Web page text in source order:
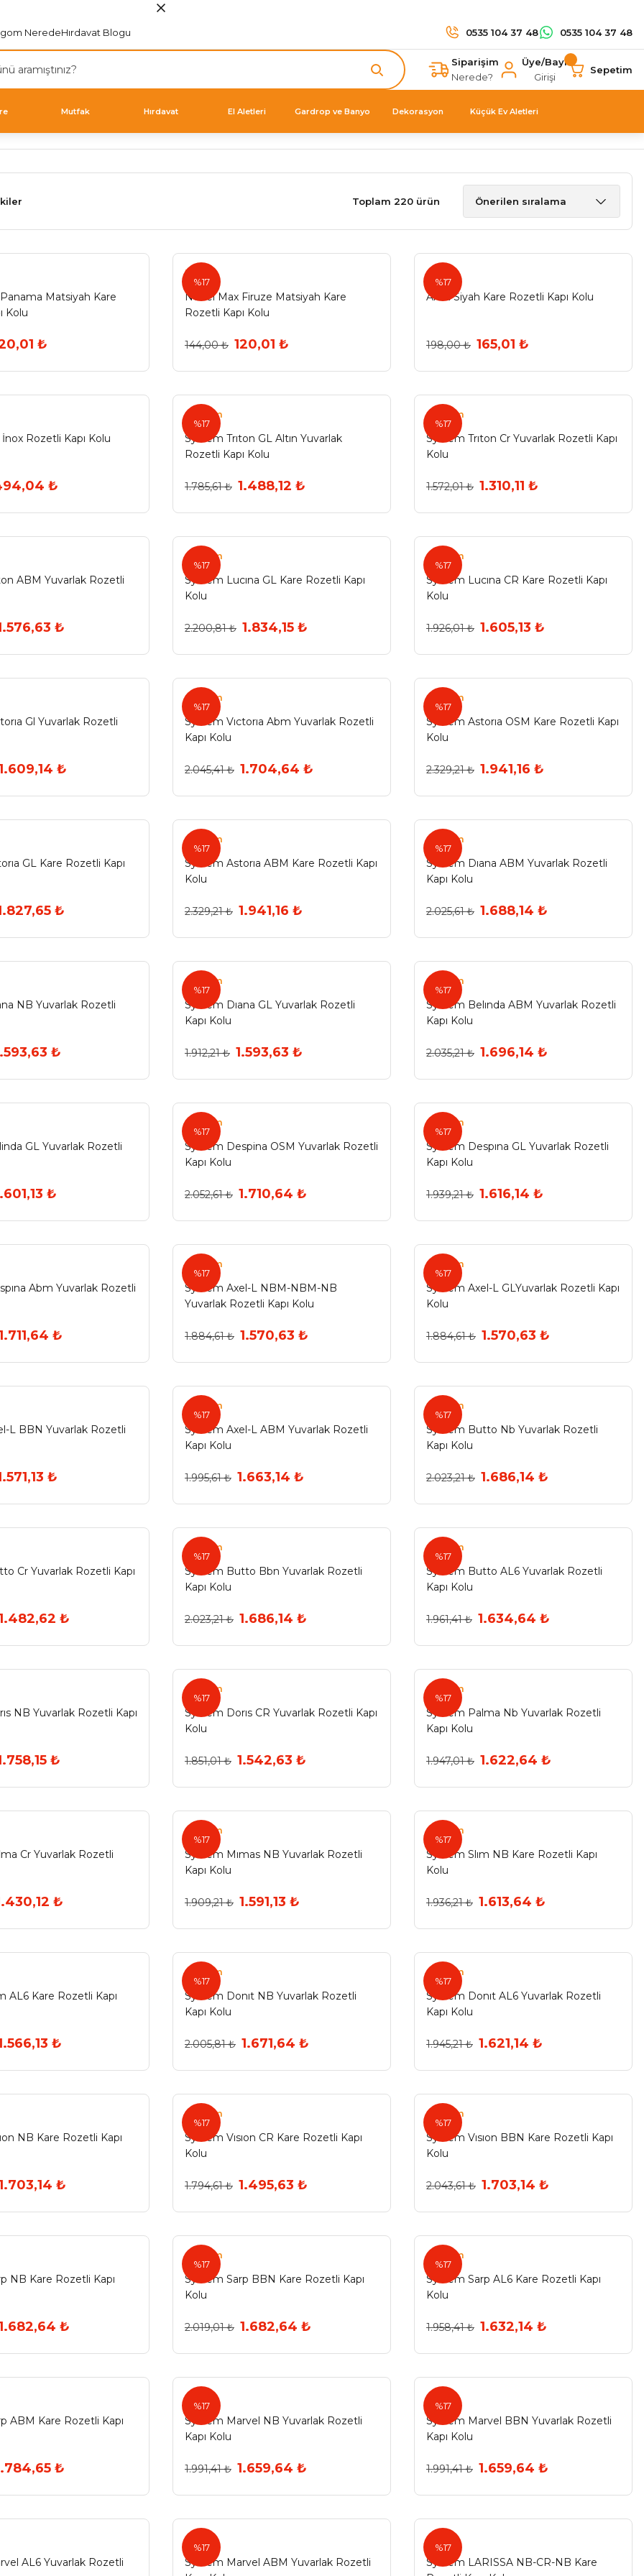
NeredeHırdavat Blogu 0535 104 37 48 0535 104 37 48
Siparişim
Nerede?
Üye/Bayi
Girişi
Sepetim
Mutfak Hırdavat El Aletleri Gardrop ve Banyo Dekorasyon Küçük Ev Aletleri
Toplam 220 ürün
Matsiyah Kare
Kolu
₺
%17
Nobel
Nobel Max Firuze Matsiyah Kare
Rozetli Kapı Kolu
144,00 ₺ 120,01 ₺
%17
Ahsa
Ahsa Siyah Kare Rozetli Kapı Kolu
198,00 ₺ 165,01 ₺
Rozetli Kapı Kolu
₺
%17
System
System Trıton GL Altın Yuvarlak
Rozetli Kapı Kolu
1.785,61 ₺ 1.488,12 ₺
%17
System
System Trıton Cr Yuvarlak Rozetli Kapı
Kolu
1.572,01 ₺ 1.310,11 ₺
ABM Yuvarlak Rozetli
₺
%17
System
System Lucına GL Kare Rozetli Kapı
Kolu
2.200,81 ₺ 1.834,15 ₺
%17
System
System Lucına CR Kare Rozetli Kapı
Kolu
1.926,01 ₺ 1.605,13 ₺
Gl Yuvarlak Rozetli
₺
%17
System
System Vıctorıa Abm Yuvarlak Rozetli
Kapı Kolu
2.045,41 ₺ 1.704,64 ₺
%17
System
System Astorıa OSM Kare Rozetli Kapı
Kolu
2.329,21 ₺ 1.941,16 ₺
GL Kare Rozetli Kapı
₺
%17
System
System Astorıa ABM Kare Rozetli Kapı
Kolu
2.329,21 ₺ 1.941,16 ₺
%17
System
System Dıana ABM Yuvarlak Rozetli
Kapı Kolu
2.025,61 ₺ 1.688,14 ₺
NB Yuvarlak Rozetli
₺
%17
System
System Dıana GL Yuvarlak Rozetli
Kapı Kolu
1.912,21 ₺ 1.593,63 ₺
%17
System
System Belında ABM Yuvarlak Rozetli
Kapı Kolu
2.035,21 ₺ 1.696,14 ₺
GL Yuvarlak Rozetli
₺
%17
System
System Despina OSM Yuvarlak Rozetli
Kapı Kolu
2.052,61 ₺ 1.710,64 ₺
%17
System
System Despına GL Yuvarlak Rozetli
Kapı Kolu
1.939,21 ₺ 1.616,14 ₺
Abm Yuvarlak Rozetli
₺
%17
System
System Axel-L NBM-NBM-NB
Yuvarlak Rozetli Kapı Kolu
1.884,61 ₺ 1.570,63 ₺
%17
System
System Axel-L GLYuvarlak Rozetli Kapı
Kolu
1.884,61 ₺ 1.570,63 ₺
L BBN Yuvarlak Rozetli
₺
%17
System
System Axel-L ABM Yuvarlak Rozetli
Kapı Kolu
1.995,61 ₺ 1.663,14 ₺
%17
System
System Butto Nb Yuvarlak Rozetli
Kapı Kolu
2.023,21 ₺ 1.686,14 ₺
Cr Yuvarlak Rozetli Kapı
₺
%17
System
System Butto Bbn Yuvarlak Rozetli
Kapı Kolu
2.023,21 ₺ 1.686,14 ₺
%17
System
System Butto AL6 Yuvarlak Rozetli
Kapı Kolu
1.961,41 ₺ 1.634,64 ₺
NB Yuvarlak Rozetli Kapı
₺
%17
System
System Dorıs CR Yuvarlak Rozetli Kapı
Kolu
1.851,01 ₺ 1.542,63 ₺
%17
System
System Palma Nb Yuvarlak Rozetli
Kapı Kolu
1.947,01 ₺ 1.622,64 ₺
Cr Yuvarlak Rozetli
₺
%17
System
System Mımas NB Yuvarlak Rozetli
Kapı Kolu
1.909,21 ₺ 1.591,13 ₺
%17
System
System Slım NB Kare Rozetli Kapı
Kolu
1.936,21 ₺ 1.613,64 ₺
AL6 Kare Rozetli Kapı
₺
%17
System
System Donıt NB Yuvarlak Rozetli
Kapı Kolu
2.005,81 ₺ 1.671,64 ₺
%17
System
System Donıt AL6 Yuvarlak Rozetli
Kapı Kolu
1.945,21 ₺ 1.621,14 ₺
NB Kare Rozetli Kapı
₺
%17
System
System Vısıon CR Kare Rozetli Kapı
Kolu
1.794,61 ₺ 1.495,63 ₺
%17
System
System Vısıon BBN Kare Rozetli Kapı
Kolu
2.043,61 ₺ 1.703,14 ₺
NB Kare Rozetli Kapı
₺
%17
System
System Sarp BBN Kare Rozetli Kapı
Kolu
2.019,01 ₺ 1.682,64 ₺
%17
System
System Sarp AL6 Kare Rozetli Kapı
Kolu
1.958,41 ₺ 1.632,14 ₺
ABM Kare Rozetli Kapı
₺
%17
System Marvel NB Yuvarlak Rozetli
Kapı Kolu
1.991,41 ₺ 1.659,64 ₺
%17
System Marvel BBN Yuvarlak Rozetli
Kapı Kolu
1.991,41 ₺ 1.659,64 ₺
AL6 Yuvarlak Rozetli
%17
System Marvel ABM Yuvarlak Rozetli
%17
System LARISSA NB-CR-NB Kare